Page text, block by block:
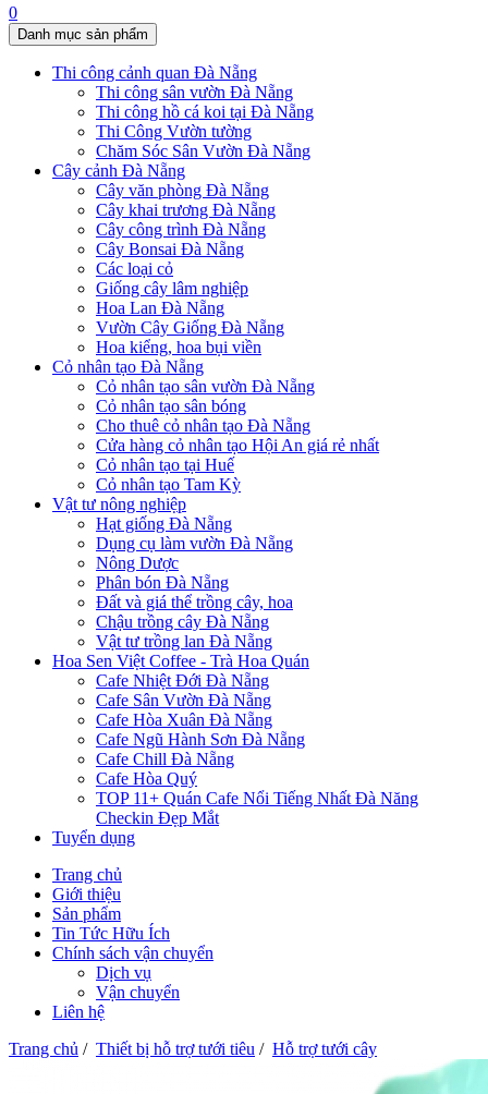
0
Danh mục sản phẩm
Thi công cảnh quan Đà Nẵng
Thi công sân vườn Đà Nẵng
Thi công hồ cá koi tại Đà Nẵng
Thi Công Vườn tường
Chăm Sóc Sân Vườn Đà Nẵng
Cây cảnh Đà Nẵng
Cây văn phòng Đà Nẵng
Cây khai trương Đà Nẵng
Cây công trình Đà Nẵng
Cây Bonsai Đà Nẵng
Các loại cỏ
Giống cây lâm nghiệp
Hoa Lan Đà Nẵng
Vườn Cây Giống Đà Nẵng
Hoa kiểng, hoa bụi viền
Cỏ nhân tạo Đà Nẵng
Cỏ nhân tạo sân vườn Đà Nẵng
Cỏ nhân tạo sân bóng
Cho thuê cỏ nhân tạo Đà Nẵng
Cửa hàng cỏ nhân tạo Hội An giá rẻ nhất
Cỏ nhân tạo tại Huế
Cỏ nhân tạo Tam Kỳ
Vật tư nông nghiệp
Hạt giống Đà Nẵng
Dụng cụ làm vườn Đà Nẵng
Nông Dược
Phân bón Đà Nẵng
Đất và giá thể trồng cây, hoa
Chậu trồng cây Đà Nẵng
Vật tư trồng lan Đà Nẵng
Hoa Sen Việt Coffee - Trà Hoa Quán
Cafe Nhiệt Đới Đà Nẵng
Cafe Sân Vườn Đà Nẵng
Cafe Hòa Xuân Đà Nẵng
Cafe Ngũ Hành Sơn Đà Nẵng
Cafe Chill Đà Nẵng
Cafe Hòa Quý
TOP 11+ Quán Cafe Nổi Tiếng Nhất Đà Năng
Checkin Đẹp Mắt
Tuyển dụng
Trang chủ
Giới thiệu
Sản phẩm
Tin Tức Hữu Ích
Chính sách vận chuyển
Dịch vụ
Vận chuyển
Liên hệ
Trang chủ / Thiết bị hỗ trợ tưới tiêu / Hỗ trợ tưới cây